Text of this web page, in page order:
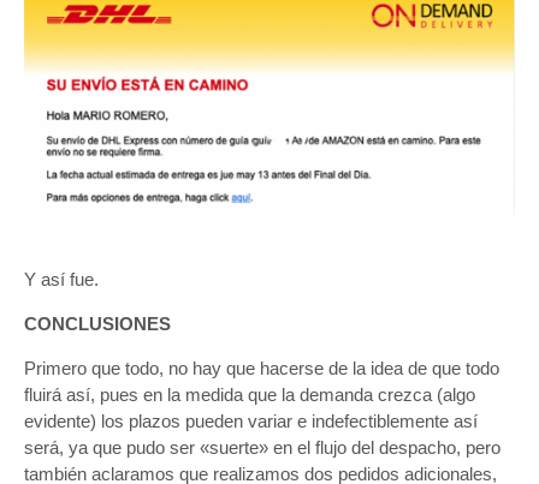
Y así fue.
CONCLUSIONES
Primero que todo, no hay que hacerse de la idea de que todo
fluirá así, pues en la medida que la demanda crezca (algo
evidente) los plazos pueden variar e indefectiblemente así
será, ya que pudo ser «suerte» en el flujo del despacho, pero
también aclaramos que realizamos dos pedidos adicionales,